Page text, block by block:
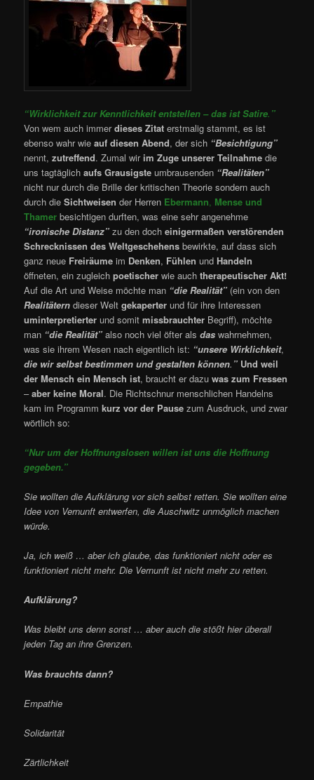
“Wirklichkeit zur Kenntlichkeit entstellen – das ist Satire. ”
Von wem auch immerdieses Zitat erstmalig stammt, es ist
ebenso wahr wieauf diesen Abend, der sich “Besichtigung”
nennt,zutreffend. Zumal wir im Zuge unserer Teilnahme die
uns tagtäglichaufs Grausigste umbrausenden “Realitäten”
nicht nur durch die Brille der kritischen Theorie sondern auch
durch dieSichtweisen der Herren Ebermann, Mense und
Thamer besichtigen durften, was eine sehr angenehme
“ironische Distanz” zu den docheinigermaßen verstörenden
Schrecknissen des Weltgeschehens bewirkte, auf dass sich
ganz neue Freiräume im Denken, Fühlen und Handeln
öffneten, ein zugleichpoetischer wie auchtherapeutischer Akt!
Auf die Art und Weise möchte man “die Realität” (ein von den
Realitätern dieser Weltgekaperter und für ihre Interessen
uminterpretierter und somitmissbrauchter Begriff), möchte
man “die Realität” also noch viel öfter alsdas wahrnehmen,
was sie ihrem Wesen nach eigentlich ist: “unsere Wirklichkeit,
die wir selbst bestimmen und gestalten können. ” Und weil
der Mensch ein Mensch ist, braucht er dazuwas zum Fressen
–aber keine Moral. Die Richtschnur menschlichen Handelns
kam im Programmkurz vor der Pause zum Ausdruck, und zwar
wörtlich so:
“Nur um der Hoffnungslosen willen ist uns die Hoffnung
gegeben.”
Sie wollten die Aufklärung vor sich selbst retten. Sie wollten eine
Idee von Vernunft entwerfen, die Auschwitz unmöglich machen
würde.
Ja, ich weiß … aber ich glaube, das funktioniert nicht oder es
funktioniert nicht mehr. Die Vernunft ist nicht mehr zu retten.
Aufklärung?
Was bleibt uns denn sonst … aber auch die stößt hier überall
jeden Tag an ihre Grenzen.
Was brauchts dann?
Empathie
Solidarität
Zärtlichkeit